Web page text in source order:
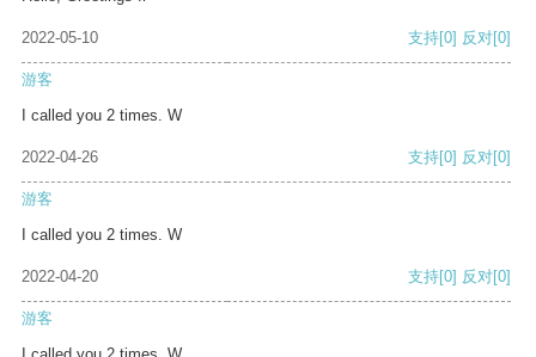
2022-05-10 支持[0] 反对[0]
游客
I called you 2 times. W
2022-04-26 支持[0] 反对[0]
游客
I called you 2 times. W
2022-04-20 支持[0] 反对[0]
游客